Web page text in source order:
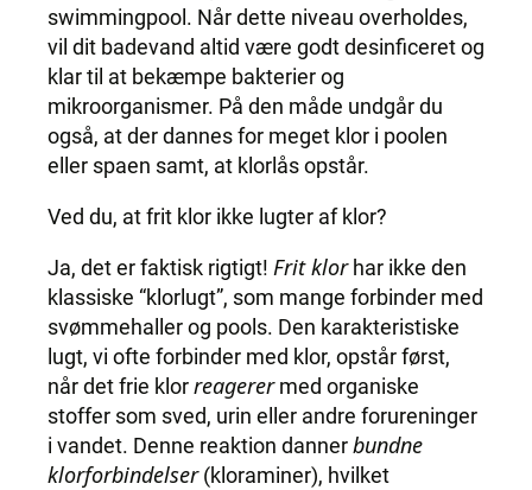
swimmingpool. Når dette niveau overholdes,
vil dit badevand altid være godt desinficeret og
klar til at bekæmpe bakterier og
mikroorganismer. På den måde undgår du
også, at der dannes for meget klor i poolen
eller spaen samt, at klorlås opstår.
Ved du, at frit klor ikke lugter af klor?
Ja, det er faktisk rigtigt! Frit klorhar ikke den
klassiske “klorlugt”, som mange forbinder med
svømmehaller og pools. Den karakteristiske
lugt, vi ofte forbinder med klor, opstår først,
når det frie klorreagerermed organiske
stoffer som sved, urin eller andre forureninger
i vandet. Denne reaktion dannerbundne
klorforbindelser(kloraminer), hvilket